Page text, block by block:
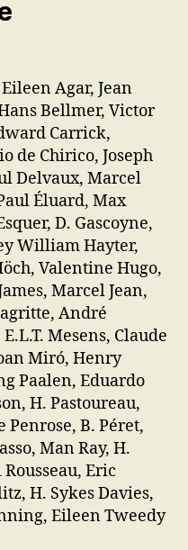
Agar, Jean
Bellmer, Victor
Carrick,
de Chirico, Joseph
Delvaux, Marcel
Éluard, Max
D. Gascoyne,
William Hayter,
Valentine Hugo,
Marcel Jean,
André
Mesens, Claude
Miró, Henry
Paalen, Eduardo
H. Pastoureau,
B. Péret,
Man Ray, H.
Eric
H. Sykes Davies,
Eileen Tweedy